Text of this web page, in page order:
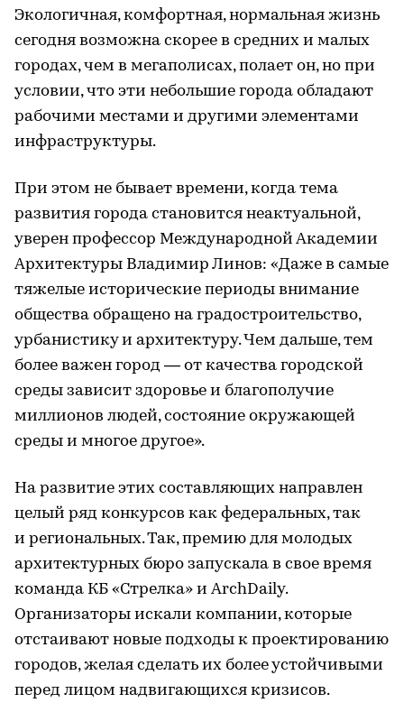
Экологичная, комфортная, нормальная жизнь
сегодня возможна скорее в средних и малых
городах, чем в мегаполисах, полает он, но при
условии, что эти небольшие города обладают
рабочими местами и другими элементами
инфраструктуры.
При этом не бывает времени, когда тема
развития города становится неактуальной,
уверен профессор Международной Академии
Архитектуры Владимир Линов: «Даже в самые
тяжелые исторические периоды внимание
общества обращено на градостроительство,
урбанистику и архитектуру. Чем дальше, тем
более важен город — от качества городской
среды зависит здоровье и благополучие
миллионов людей, состояние окружающей
среды и многое другое».
На развитие этих составляющих направлен
целый ряд конкурсов как федеральных, так
и региональных. Так, премию для молодых
архитектурных бюро запускала в свое время
команда КБ «Стрелка» и ArchDaily.
Организаторы искали компании, которые
отстаивают новые подходы к проектированию
городов, желая сделать их более устойчивыми
перед лицом надвигающихся кризисов.